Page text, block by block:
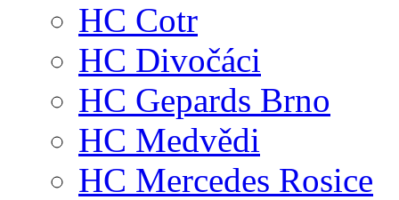
HC Cotr
HC Divočáci
HC Gepards Brno
HC Medvědi
HC Mercedes Rosice